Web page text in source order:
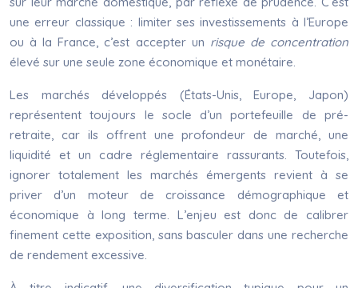
une erreur classique : limiter ses investissements à l’Europe
ou à la France, c’est accepter un risque de concentration
élevé sur une seule zone économique et monétaire.
Les marchés développés (États-Unis, Europe, Japon)
représentent toujours le socle d’un portefeuille de pré-
retraite, car ils offrent une profondeur de marché, une
liquidité et un cadre réglementaire rassurants. Toutefois,
ignorer totalement les marchés émergents revient à se
priver d’un moteur de croissance démographique et
économique à long terme. L’enjeu est donc de calibrer
finement cette exposition, sans basculer dans une recherche
de rendement excessive.